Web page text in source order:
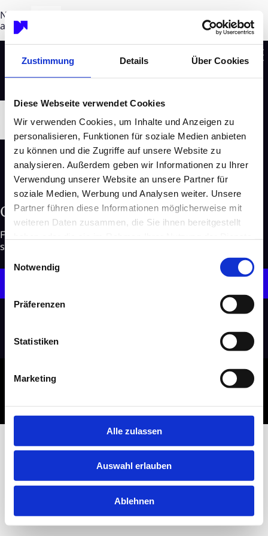
Zustimmung Details Über Cookies
Diese Webseite verwendet Cookies
Wir verwenden Cookies, um Inhalte und Anzeigen zu
personalisieren, Funktionen für soziale Medien anbieten
zu können und die Zugriffe auf unsere Website zu
analysieren. Außerdem geben wir Informationen zu Ihrer
Verwendung unserer Website an unsere Partner für
soziale Medien, Werbung und Analysen weiter. Unsere
Partner führen diese Informationen möglicherweise mit
weiteren Daten zusammen, die Sie ihnen bereitgestellt
Notwendig
Präferenzen
Statistiken
Marketing
Alle zulassen
Auswahl erlauben
Ablehnen
DE
NEON EQUITY AG supports ESG growth strategy of
associated company PREOS
Contact us
For more information about German Sustainability, our
services and other topics feel free to contact us.